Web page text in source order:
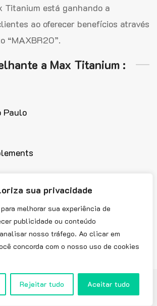
sua privacidade
melhorar sua experiência de
publicidade ou conteúdo
nosso tráfego. Ao clicar em
concorda com o nosso uso de cookies
Rejeitar tudo Aceitar tudo
Titanium está ganhando a
ao oferecer benefícios através
“MAXBR20”.
a Max Titanium :
Paulo
Feito com muito amor ❤️ e café☕
Cupom Carrefour